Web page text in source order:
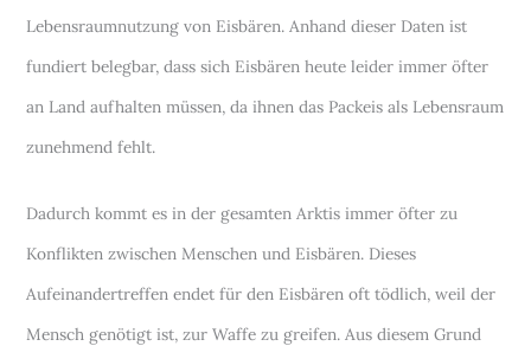
Lebensraumnutzung von Eisbären. Anhand dieser Daten ist
fundiert belegbar, dass sich Eisbären heute leider immer öfter
an Land aufhalten müssen, da ihnen das Packeis als Lebensraum
zunehmend fehlt.
Dadurch kommt es in der gesamten Arktis immer öfter zu
Konflikten zwischen Menschen und Eisbären. Dieses
Aufeinandertreffen endet für den Eisbären oft tödlich, weil der
Mensch genötigt ist, zur Waffe zu greifen. Aus diesem Grund